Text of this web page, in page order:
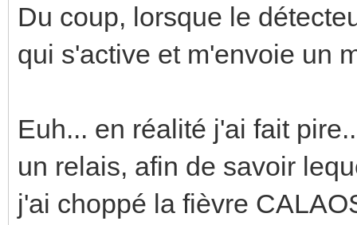
Du coup, lorsque le
qui s'active et m'envoie un
Euh... en réalité j'ai fait
un relais, afin de savoir
j'ai choppé la fièvre